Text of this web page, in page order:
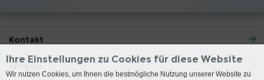
Kontakt
Anreise
Ihre Einstellungen zu Cookies für diese Website
Wir nutzen Cookies, um Ihnen die bestmögliche Nutzung unserer Website zu